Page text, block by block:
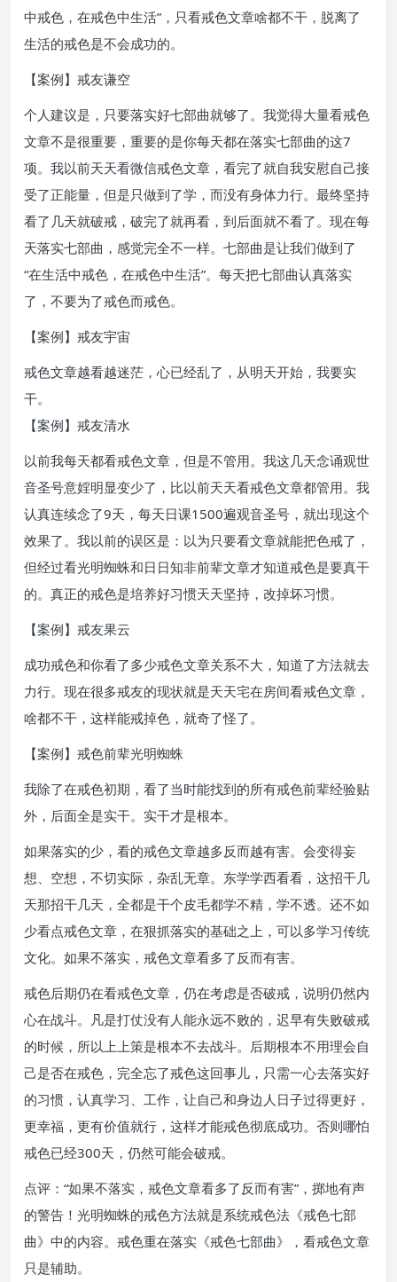
中戒色，在戒色中生活”，只看戒色文章啥都不干，脱离了
生活的戒色是不会成功的。
【案例】戒友谦空
个人建议是，只要落实好七部曲就够了。我觉得大量看戒色
文章不是很重要，重要的是你每天都在落实七部曲的这7
项。我以前天天看微信戒色文章，看完了就自我安慰自己接
受了正能量，但是只做到了学，而没有身体力行。最终坚持
看了几天就破戒，破完了就再看，到后面就不看了。现在每
天落实七部曲，感觉完全不一样。七部曲是让我们做到了
“在生活中戒色，在戒色中生活”。每天把七部曲认真落实
了，不要为了戒色而戒色。
【案例】戒友宇宙
戒色文章越看越迷茫，心已经乱了，从明天开始，我要实
干。
【案例】戒友清水
以前我每天都看戒色文章，但是不管用。我这几天念诵观世
音圣号意婬明显变少了，比以前天天看戒色文章都管用。我
认真连续念了9天，每天日课1500遍观音圣号，就出现这个
效果了。我以前的误区是：以为只要看文章就能把色戒了，
但经过看光明蜘蛛和日日知非前辈文章才知道戒色是要真干
的。真正的戒色是培养好习惯天天坚持，改掉坏习惯。
【案例】戒友果云
成功戒色和你看了多少戒色文章关系不大，知道了方法就去
力行。现在很多戒友的现状就是天天宅在房间看戒色文章，
啥都不干，这样能戒掉色，就奇了怪了。
【案例】戒色前辈光明蜘蛛
我除了在戒色初期，看了当时能找到的所有戒色前辈经验贴
外，后面全是实干。实干才是根本。
如果落实的少，看的戒色文章越多反而越有害。会变得妄
想、空想，不切实际，杂乱无章。东学学西看看，这招干几
天那招干几天，全都是干个皮毛都学不精，学不透。还不如
少看点戒色文章，在狠抓落实的基础之上，可以多学习传统
文化。如果不落实，戒色文章看多了反而有害。
戒色后期仍在看戒色文章，仍在考虑是否破戒，说明仍然内
心在战斗。凡是打仗没有人能永远不败的，迟早有失败破戒
的时候，所以上上策是根本不去战斗。后期根本不用理会自
己是否在戒色，完全忘了戒色这回事儿，只需一心去落实好
的习惯，认真学习、工作，让自己和身边人日子过得更好，
更幸福，更有价值就行，这样才能戒色彻底成功。否则哪怕
戒色已经300天，仍然可能会破戒。
点评：“如果不落实，戒色文章看多了反而有害”，掷地有声
的警告！光明蜘蛛的戒色方法就是系统戒色法《戒色七部
曲》中的内容。戒色重在落实《戒色七部曲》，看戒色文章
只是辅助。